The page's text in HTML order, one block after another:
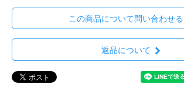
この商品について問い合わせる
返品について